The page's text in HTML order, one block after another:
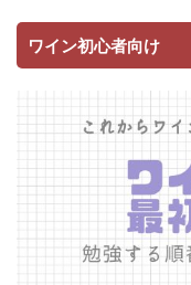
ワイン初心者向け